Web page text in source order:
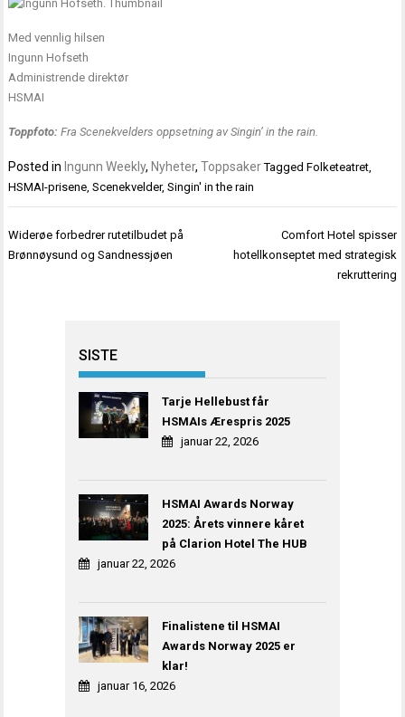
Med vennlig hilsen
Ingunn Hofseth
Administrende direktør
HSMAI
Toppfoto: Fra Scenekvelders oppsetning av Singin’ in the rain.
Posted in Ingunn Weekly, Nyheter,Toppsaker TaggedFolketeatret,
HSMAI-prisene,Scenekvelder,Singin' in the rain
Innleggsnavigasjon
Widerøe forbedrer rutetilbudet på
Brønnøysund og Sandnessjøen
Comfort Hotel spisser
hotellkonseptet med strategisk
rekruttering
SISTE
Tarje Hellebust får
HSMAIs Ærespris 2025
januar 22, 2026
HSMAI Awards Norway
2025: Årets vinnere kåret
på Clarion Hotel The HUB
januar 22, 2026
Finalistene til HSMAI
Awards Norway 2025 er
klar!
januar 16, 2026